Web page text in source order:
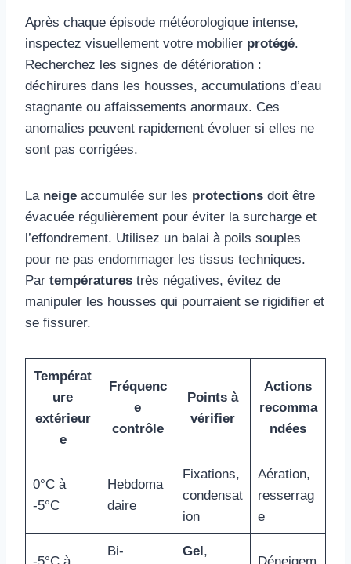
Après chaque épisode météorologique intense,
inspectez visuellement votre mobilier protégé.
Recherchez les signes de détérioration :
déchirures dans les housses, accumulations d’eau
stagnante ou affaissements anormaux. Ces
anomalies peuvent rapidement évoluer si elles ne
sont pas corrigées.
La neige accumulée sur les protections doit être
évacuée régulièrement pour éviter la surcharge et
l’effondrement. Utilisez un balai à poils souples
pour ne pas endommager les tissus techniques.
Par températures très négatives, évitez de
manipuler les housses qui pourraient se rigidifier et
se fissurer.
Températ
ure
extérieur
e
Fréquenc
e
contrôle
Points à
vérifier
Actions
recomma
ndées
0°C à
-5°C
Hebdoma
daire
Fixations,
condensat
ion
Aération,
resserrag
e
Bi- Gel ,